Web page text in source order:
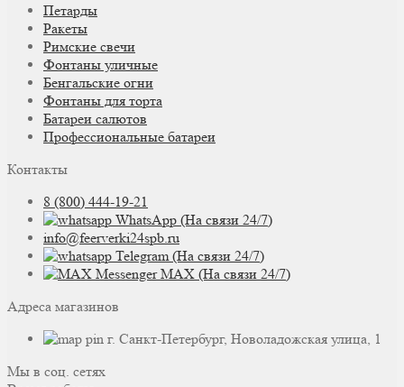
Петарды
Ракеты
Римские свечи
Фонтаны уличные
Бенгальские огни
Фонтаны для торта
Батареи салютов
Профессиональные батареи
Контакты
8 (800) 444-19-21
WhatsApp (На связи 24/7)
info@feerverki24spb.ru
Telegram (На связи 24/7)
MAX (На связи 24/7)
Адреса магазинов
г. Санкт-Петербург, Новоладожская улица, 1
Мы в соц. сетях